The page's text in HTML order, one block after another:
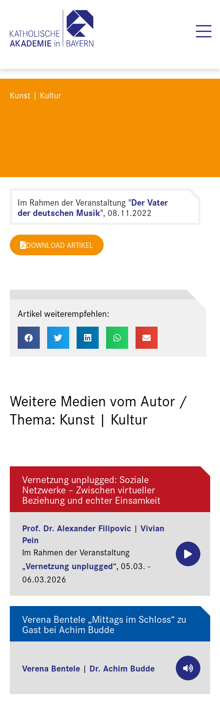
Kunst | Kultur
Im Rahmen der Veranstaltung "Der Vater
der deutschen Musik", 08.11.2022
DOWNLOAD ARTIKEL
Artikel weiterempfehlen:
Weitere Medien vom Autor /
Thema: Kunst | Kultur
Vernetzung unplugged: Soziale
Netzwerke – Zwischen virtueller
Beziehung und echter Einsamkeit
Prof. Dr. Alexander Filipovic | Vivian
Pein
Im Rahmen der Veranstaltung
„Vernetzung unplugged“, 05.03. -
06.03.2026
Verena Bentele „Mittags im Schloss“ zu
Gast bei Achim Budde
Verena Bentele | Dr. Achim Budde